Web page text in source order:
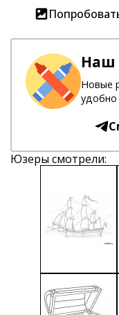
Наш
Новые
удобно
Юзеры смотрели: